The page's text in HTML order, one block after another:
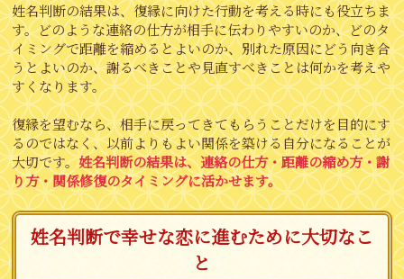
姓名判断の結果は、復縁に向けた行動を考える時にも役立ちま
す。どのような連絡の仕方が相手に伝わりやすいのか、どのタ
イミングで距離を縮めるとよいのか、別れた原因にどう向き合
うとよいのか、謝るべきことや見直すべきことは何かを考えや
すくなります。
復縁を望むなら、相手に戻ってきてもらうことだけを目的にす
るのではなく、以前よりもよい関係を築ける自分になることが
大切です。姓名判断の結果は、連絡の仕方・距離の縮め方・謝
り方・関係修復のタイミングに活かせます。
姓名判断で幸せな恋に進むために大切なこ
と